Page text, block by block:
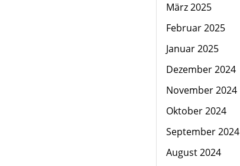
März 2025
Februar 2025
Januar 2025
Dezember 2024
November 2024
Oktober 2024
September 2024
August 2024